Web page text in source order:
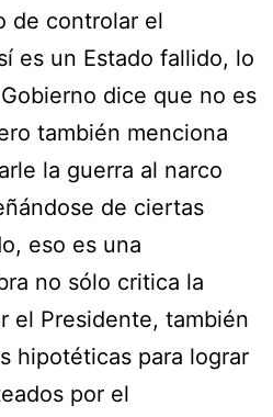
de controlar el
es un Estado fallido, lo
dice que no es
también menciona
la guerra al narco
de ciertas
eso es una
no sólo critica la
el Presidente, también
hipotéticas para lograr
por el